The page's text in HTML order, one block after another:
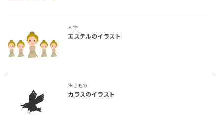
人物
エステルのイラスト
生きもの
カラスのイラスト